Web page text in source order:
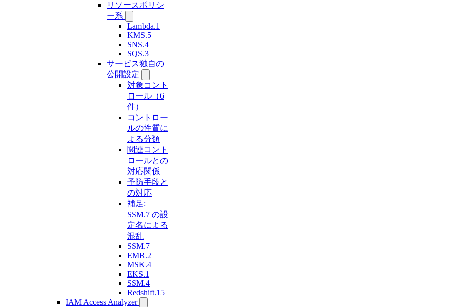
リソースポリシ
ー系
Lambda.1
KMS.5
SNS.4
SQS.3
サービス独自の
公開設定
対象コント
ロール（6
件）
コントロー
ルの性質に
よる分類
関連コント
ロールとの
対応関係
予防手段と
の対応
補足:
SSM.7 の設
定名による
混乱
SSM.7
EMR.2
MSK.4
EKS.1
SSM.4
Redshift.15
IAM Access Analyzer